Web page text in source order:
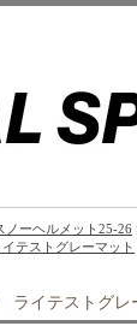
ノーヘルメット25-26
テストグレーマット
ライテストグレ